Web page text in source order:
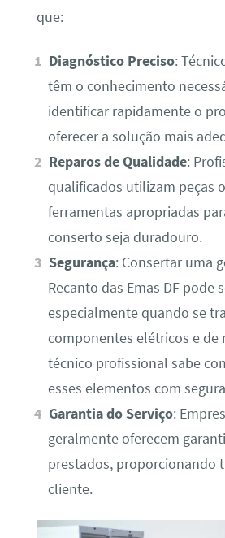
que:
Diagnóstico Preciso:
têm o conhecimento
identificar rapidamente o
oferecer a solução mais
Reparos de Qualidade:
qualificados utilizam peças
ferramentas apropriadas
conserto seja duradouro.
Segurança: Consertar uma
Recanto das Emas DF pode
especialmente quando se
componentes elétricos e de
técnico profissional sabe
esses elementos com
Garantia do Serviço:
geralmente oferecem
prestados, proporcionando
cliente.